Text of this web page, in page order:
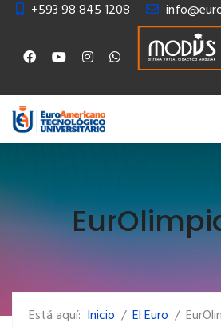
+593 98 845 1208
Está aquí: Inicio El Euro